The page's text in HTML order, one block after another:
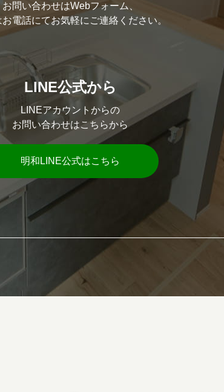
お問い合わせはWebフォーム、
お電話にてお気軽にご連絡ください。
LINE公式から
LINEアカウントからの
お問い合わせはこちらから
明和LINE公式はこちら